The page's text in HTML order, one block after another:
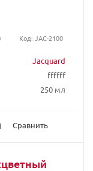
Jacquard
ffffff
250 мл
Сравнить
Код: JAC-2100